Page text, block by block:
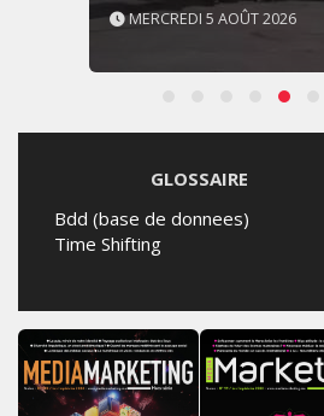
MERCREDI 5 AOÛT 2026
GLOSSAIRE
Bdd (base de donnees)
Time Shifting